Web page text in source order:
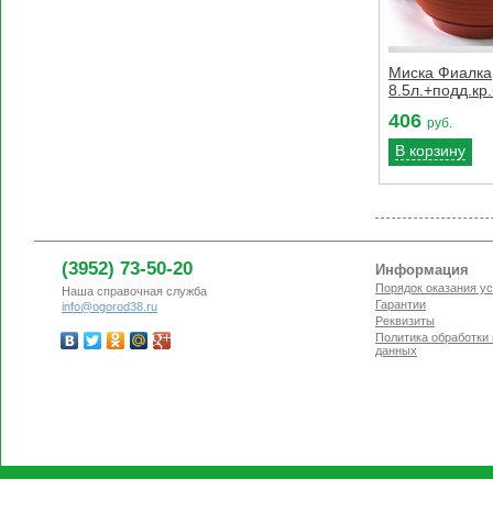
Миска Фиалка
406 руб.
В корзину
(3952) 73-50-20
Наша справочная служба
info@ogorod38.ru
Информация
Порядок оказания
Гарантии
Реквизиты
Политика
данных